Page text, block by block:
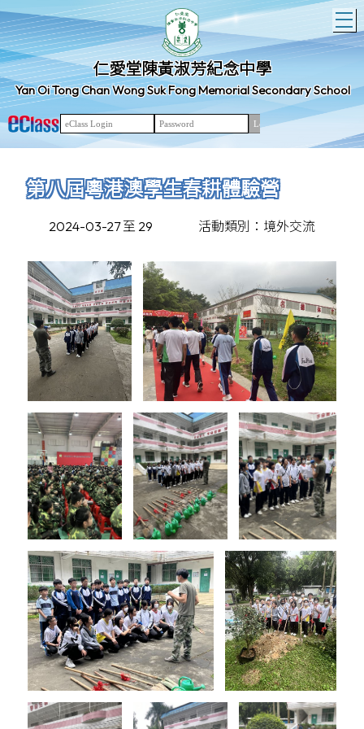
仁愛堂陳黃淑芳紀念中學
Yan Oi Tong Chan Wong Suk Fong Memorial Secondary School
第八屆粵港澳學生春耕體驗營
2024-03-27 至 29 活動類別：境外交流